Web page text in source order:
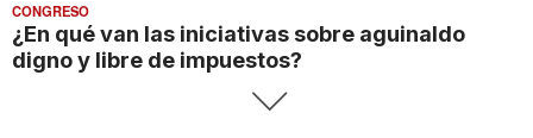
CONGRESO
¿En qué van las iniciativas sobre aguinaldo
digno y libre de impuestos?